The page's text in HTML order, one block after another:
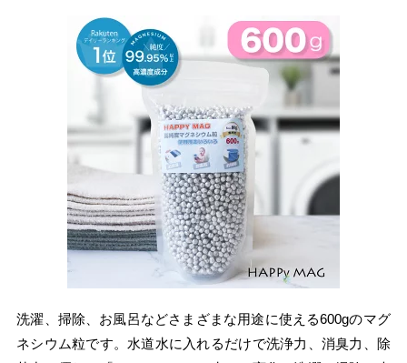
洗濯、掃除、お風呂などさまざまな用途に使える600gのマグ
ネシウム粒です。水道水に入れるだけで洗浄力、消臭力、除